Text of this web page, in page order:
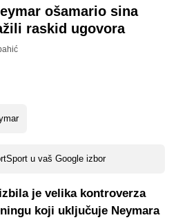
ošamario sina
raskid ugovora
u vaš Google izbor
je velika kontroverza
koji uključuje Neymara